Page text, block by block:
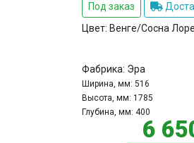
Под заказ
Цвет: Венге/Сосна
Фабрика: Эра
Ширина, мм: 516
Высота, мм: 1785
Глубина, мм: 400
6